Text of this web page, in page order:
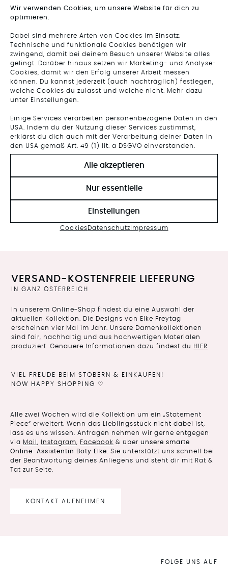
Wir verwenden Cookies, um unsere Website für dich zu
optimieren.
Dabei sind mehrere Arten von Cookies im Einsatz:
Technische und funktionale Cookies benötigen wir
zwingend, damit bei deinem Besuch unserer Website alles
gelingt. Darüber hinaus setzen wir Marketing- und Analyse-
Cookies, damit wir den Erfolg unserer Arbeit messen
können. Du kannst jederzeit (auch nachträglich) festlegen,
welche Cookies du zulässt und welche nicht. Mehr dazu
unter Einstellungen.
Einige Services verarbeiten personenbezogene Daten in den
USA. Indem du der Nutzung dieser Services zustimmst,
erklärst du dich auch mit der Verarbeitung deiner Daten in
den USA gemäß Art. 49 (1) lit. a DSGVO einverstanden.
Alle akzeptieren
Nur essentielle
Einstellungen
CookiesDatenschutz Impressum
SALE
DESIGNER ROCK SILK
VERSAND-KOSTENFREIE LIEFERUNG
IN GANZ ÖSTERREICH
In unserem Online-Shop findest du eine Auswahl der
aktuellen Kollektion. Die Designs von Elke Freytag
erscheinen vier Mal im Jahr. Unsere Damenkollektionen
sind fair, nachhaltig und aus hochwertigen Materialen
produziert. Genauere Informationen dazu findest du HIER
VIEL FREUDE BEIM STÖBERN & EINKAUFEN!
NOW HAPPY SHOPPING ♡
Alle zwei Wochen wird die Kollektion um ein „Statement
Piece“ erweitert. Wenn das Lieblingsstück nicht dabei ist,
lass es uns wissen. Anfragen nehmen wir gerne entgegen
via Mail Instagram Facebook & über unsere smarte
Online-Assistentin Boty Elke . Sie unterstützt uns schnell bei
der Beantwortung deines Anliegens und steht dir mit Rat &
Tat zur Seite.
KONTAKT AUFNEHMEN
FOLGE UNS AUF